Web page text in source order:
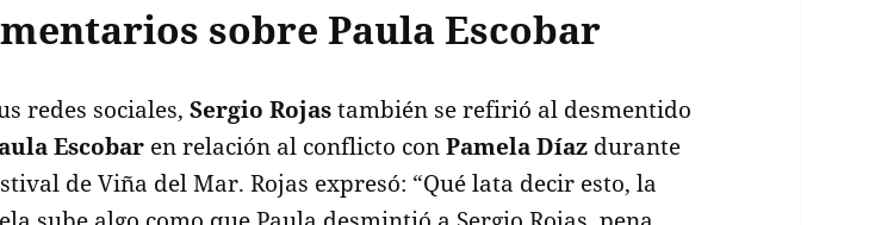
sobre Paula Escobar
redes sociales,Sergio Rojastambién se refirió al desmentido
Escobar en relación al conflicto conPamela Díaz durante
de Viña del Mar. Rojas expresó: “Qué lata decir esto, la